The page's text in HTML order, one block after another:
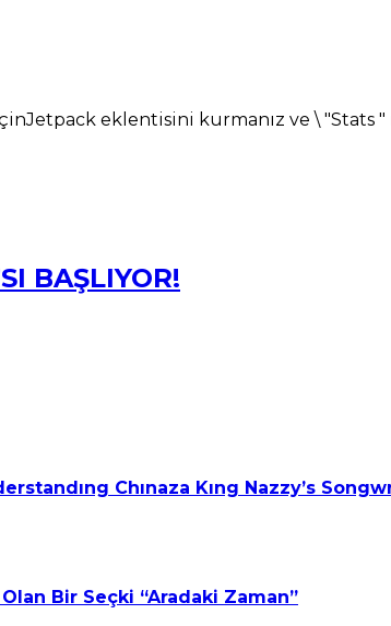
eklentisini kurmanız ve \
BAŞLIYOR!
Chınaza Kıng Nazzy’s
Bir Seçki “Aradaki Zaman”